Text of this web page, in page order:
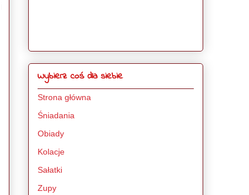
Wybierz coś dla siebie
Strona główna
Śniadania
Obiady
Kolacje
Sałatki
Zupy